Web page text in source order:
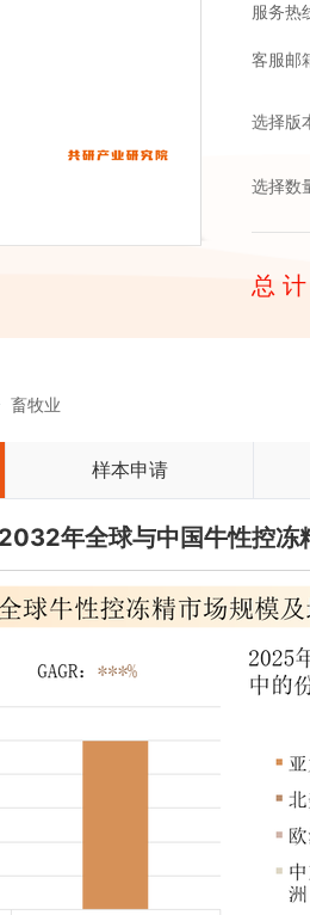
服务热
客服邮
选择版
选择数
总 计
畜牧业
样本申请
年全球与中国牛性控冻